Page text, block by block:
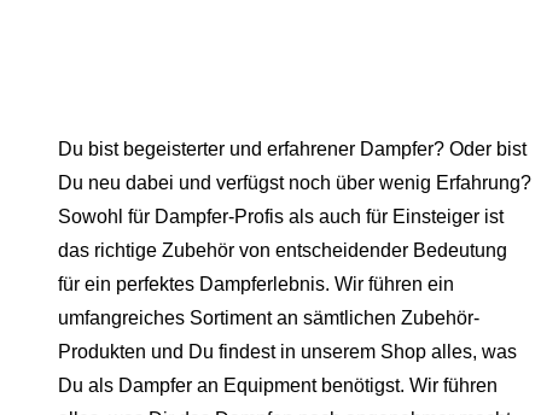
Du bist begeisterter und erfahrener Dampfer? Oder bist
Du neu dabei und verfügst noch über wenig Erfahrung?
Sowohl für Dampfer-Profis als auch für Einsteiger ist
das richtige Zubehör von entscheidender Bedeutung
für ein perfektes Dampferlebnis. Wir führen ein
umfangreiches Sortiment an sämtlichen Zubehör-
Produkten und Du findest in unserem Shop alles, was
Du als Dampfer an Equipment benötigst. Wir führen